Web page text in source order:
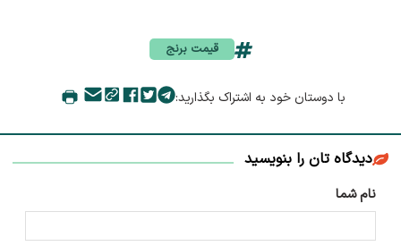
قیمت برنج
با دوستان خود به اشتراک بگذارید:
دیدگاه تان را بنویسید
نام شما